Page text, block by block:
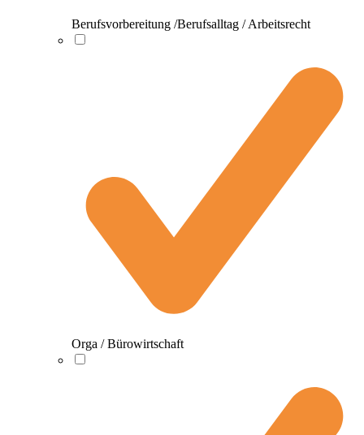
Berufsvorbereitung /Berufsalltag / Arbeitsrecht
Orga / Bürowirtschaft